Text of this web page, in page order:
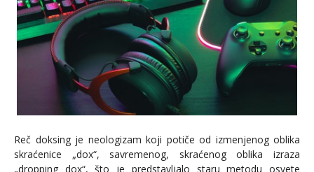
Reč doksing je neologizam koji potiče od izmenjenog oblika
skraćenice „dox“, savremenog, skraćenog oblika izraza
„dropping dox“, što je predstavljalo staru metodu osvete